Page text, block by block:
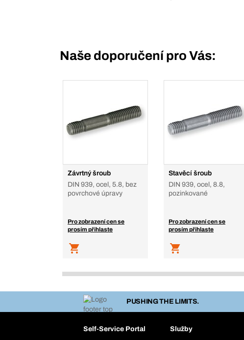
Naše doporučení pro Vás:
Závrtný šroub
DIN 939, ocel, 5.8, bez
povrchové úpravy
Pro zobrazení cen se
prosím přihlaste
Stavěcí šroub
DIN 939, ocel, 8.8,
pozinkované
Pro zobrazení cen se
prosím přihlaste
PUSHING THE LIMITS.
Self-Service Portal Služby